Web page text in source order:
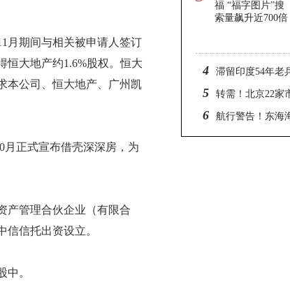
月期间与相关被申请人签订
恒大地产约1.6%股权。恒大
本公司、恒大地产、广州凯
月正式宣布借壳深深房，为
产管理合伙企业（有限合
信托出资设立。
。
4 滞留印度54年老
5 转需！北京22家
排公布
6 航行警告！东海